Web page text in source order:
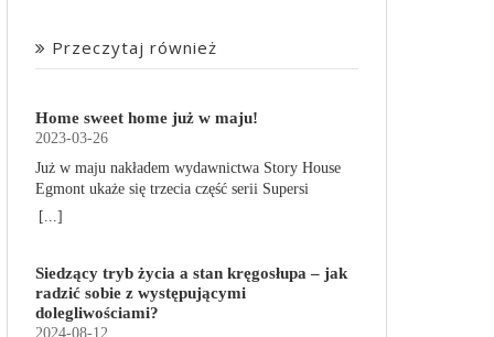
Przeczytaj również
Home sweet home już w maju!
2023-03-26
Już w maju nakładem wydawnictwa Story House
Egmont ukaże się trzecia część serii Supersi
scenarzysty Frederic Maupome. Ten tom nosi tytuł
obdarzone supermocami i wspomagane przez
robota o imieniu Al. Są rozdarte między chęcią
prowadzenia normalnego życia wśród ludzi a
[...]
Siedzący tryb życia a stan kręgosłupa – jak
radzić sobie z występującymi
dolegliwościami?
2024-08-12